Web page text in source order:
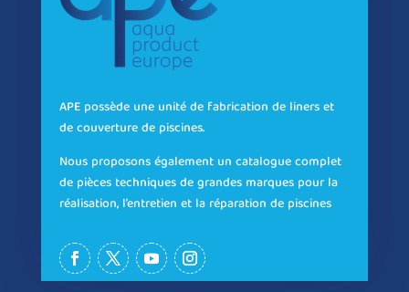
APE possède une unité de fabrication de liners et
de couverture de piscines.
Nous proposons également un catalogue complet
de pièces techniques de grandes marques pour la
réalisation, l’entretien et la réparation de piscines